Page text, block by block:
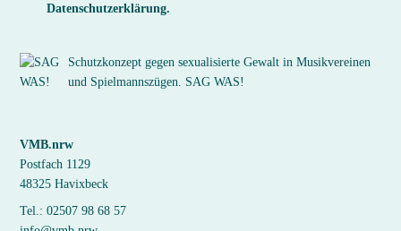
Datenschutzerklärung.
Schutzkonzept gegen sexualisierte Gewalt in Musikvereinen
und Spielmannszügen. SAG WAS!
VMB.nrw
Postfach 1129
48325 Havixbeck
Tel.: 02507 98 68 57